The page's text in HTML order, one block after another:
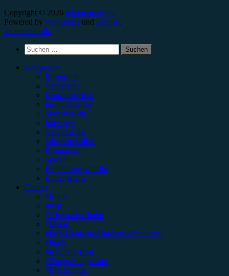
Copyright © 2026 minutenmusik..
Powered by WordPress und Arouse.
minutenmusik.
Suchen
nach:
Kategorien
Rezension
Vorbericht
Konzertbericht
Festivalbericht
Showbericht
Interview
Gewinnspiel
Jahresrückblick
Kommentar
Special
Erinnerungswürdig
Bildergalerie
Genres
#Rock
#Pop
#Alternative/Indie
#Metal
#Post-Hardcore/Hardcore/Metalcore
#Punk
#Rap/Hip-Hop
#Singer/Songwriter
#Electronica